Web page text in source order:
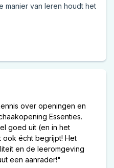
manier van leren houdt het
over openingen en
Essenties.
goed uit (en in het
ook écht begrijpt! Het
en de leeromgeving
een aanrader!"